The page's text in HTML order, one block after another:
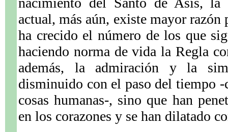
actual, más aún, existe mayor razón
ha crecido el número de los que
haciendo norma de vida la Regla
además, la admiración y la
disminuido con el paso del tiempo -
cosas humanas-, sino que han
en los corazones y se han dilatado